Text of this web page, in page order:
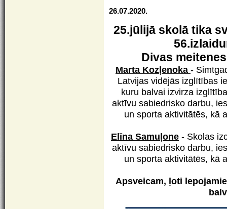
26.07.2020.
25.jūlijā skolā tika
Divas
Marta Kozļenoka -
Latvijas vidējās izglītības
kuru balvai izvirza
aktīvu sabiedrisko darbu,
un sporta aktivitātēs, kā
Elīna Samuļone - Skolas
aktīvu sabiedrisko darbu,
un sporta aktivitātēs, kā
Apsveicam, ļoti